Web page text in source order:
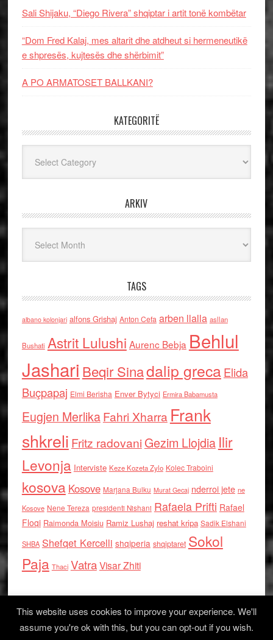
Sali Shijaku, “Diego Rivera” shqiptar i artit tonë kombëtar
“Dom Fred Kalaj, mes altarit dhe atdheut si hermeneutikë
e shpresës, kujtesës dhe shërbimit”
A PO ARMATOSET BALLKANI?
KATEGORITË
ARKIV
TAGS
albano kolonjari alfons Grishaj Anton Cefa arben llalla asllan
Bushati Astrit Lulushi Aurenc Bebja Behlul
Jashari Beqir Sinadalip grecaElida
Buçpapaj Elmi Berisha Enver Bytyci Ermira Babamusta
Eugjen MerlikaFahri Xharra Frank
shkreli Fritz radovaniGezim Llojdia Ilir
Levonja Interviste Keze Kozeta Zylo Kolec Traboini
kosova Kosove Marjana Bulku Murat Gecaj nderroi jete ne
Kosove Nene Tereza presidenti Nishani Rafaela Prifti Rafael
Floqi Raimonda Moisiu Ramiz Lushaj reshat kripa Sadik Elshani
SHBA Shefqet Kercelli shqiperia shqiptaret Sokol
Paja Thaci VatraVisar Zhiti
This website uses cookies to improve your experience. We'll
assume you're ok with this, but you can opt-out if you wish.